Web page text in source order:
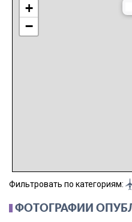
+
−
Фильтровать по категориям:
ФОТОГРАФИИ